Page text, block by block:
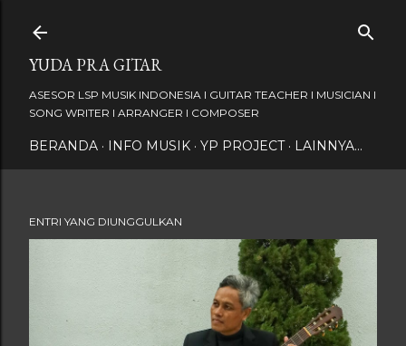
YUDA PRA GITAR
ASESOR LSP MUSIK INDONESIA I GUITAR TEACHER I MUSICIAN I
SONG WRITER I ARRANGER I COMPOSER
BERANDA INFO MUSIK YP PROJECT LAINNYA…
ENTRI YANG DIUNGGULKAN